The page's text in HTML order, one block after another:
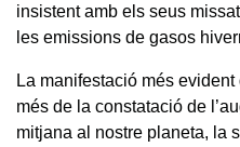
insistent amb els seus
les emissions de gasos
La manifestació més
més de la constatació de
mitjana al nostre planeta, la